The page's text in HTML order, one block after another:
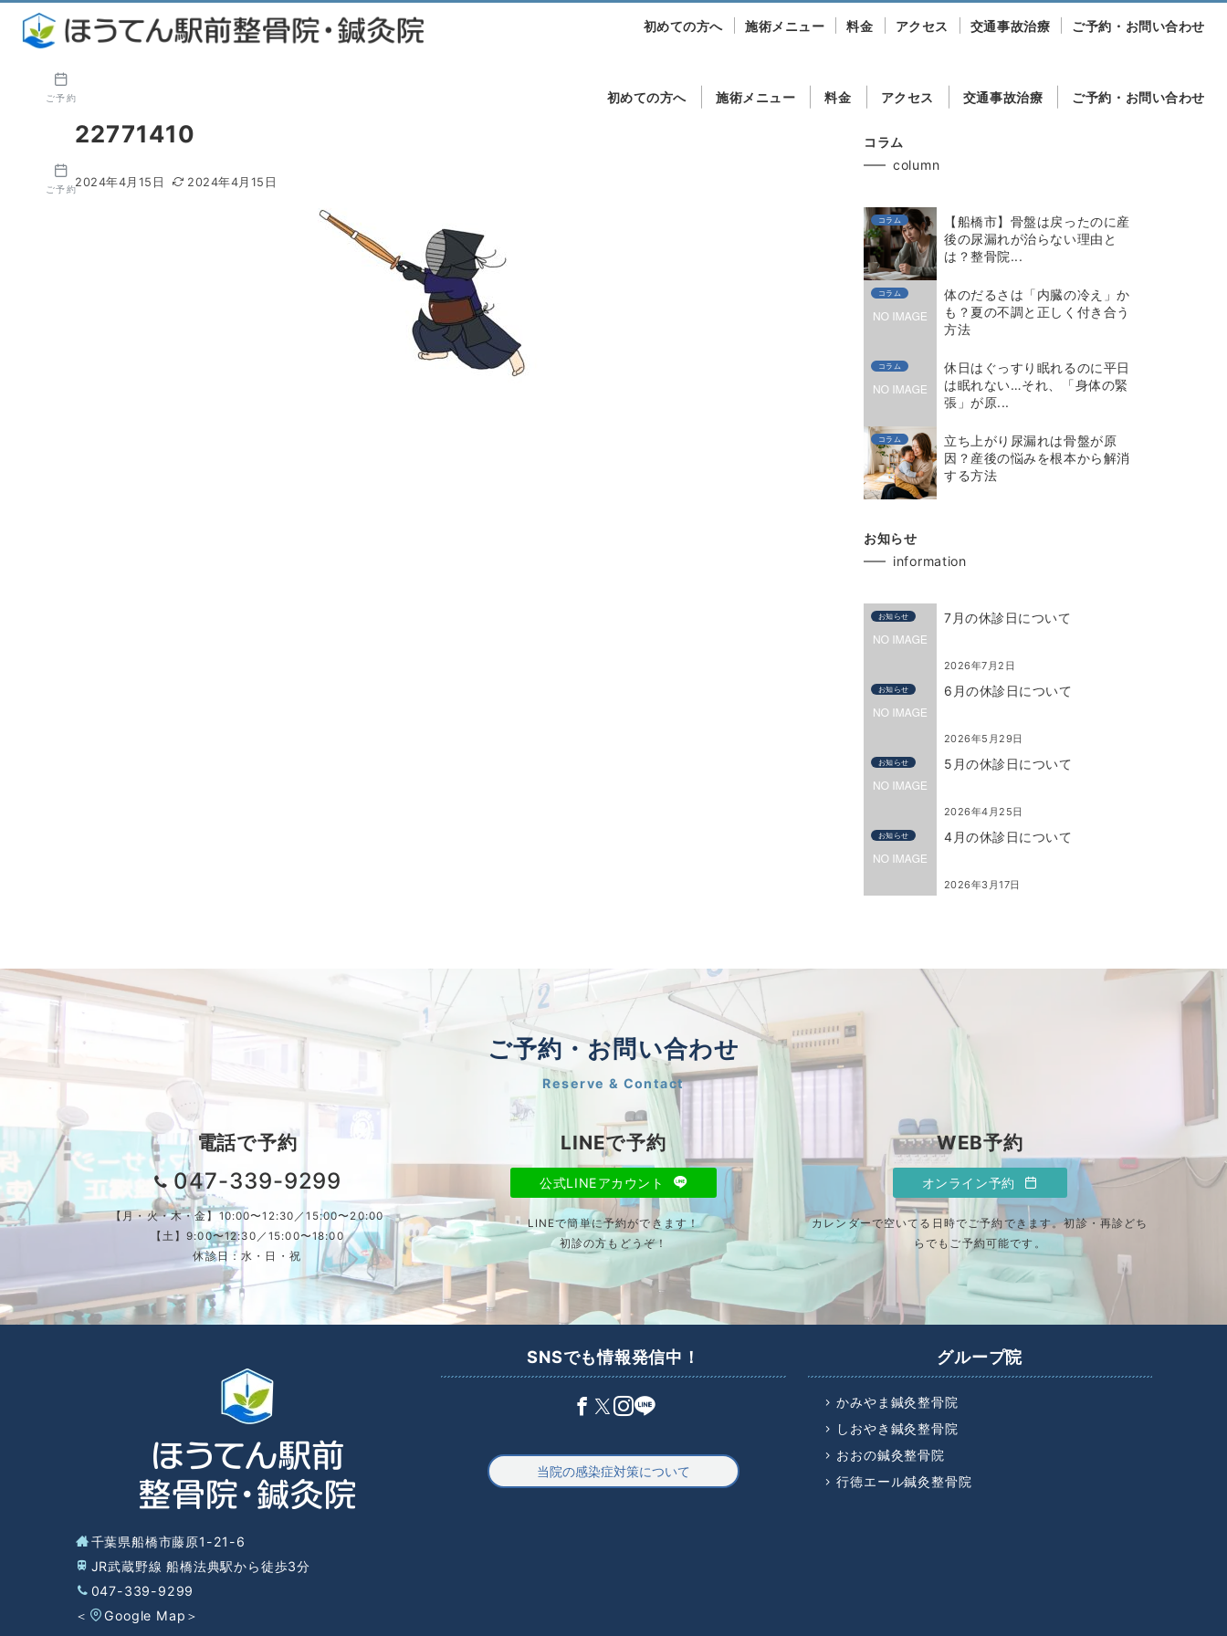
初めての方へ 施術メニュー 料金 アクセス 交通事故治療 ご予約・お問い合わせ
ご予約
初めての方へ 施術メニュー 料金 アクセス 交通事故治療 ご予約・お問い合わせ
ご予約
22771410
2024年4月15日 2024年4月15日
コラム
column
コラム
【船橋市】骨盤は戻ったのに産
後の尿漏れが治らない理由と
は？整骨院...
コラム
体のだるさは「内臓の冷え」か
も？夏の不調と正しく付き合う
方法
コラム
休日はぐっすり眠れるのに平日
は眠れない…それ、「身体の緊
張」が原...
コラム
立ち上がり尿漏れは骨盤が原
因？産後の悩みを根本から解消
する方法
お知らせ
information
お知らせ 7月の休診日について
2026年7月2日
お知らせ 6月の休診日について
2026年5月29日
お知らせ 5月の休診日について
2026年4月25日
お知らせ 4月の休診日について
2026年3月17日
ご予約・お問い合わせ
Reserve & Contact
電話で予約
047-339-9299
【月・火・木・金】10:00〜12:30／15:00〜20:00
【土】9:00〜12:30／15:00〜18:00
休診日：水・日・祝
LINEで予約
公式LINEアカウント
LINEで簡単に予約ができます！
初診の方もどうぞ！
WEB予約
オンライン予約
カレンダーで空いてる日時でご予約できます。初診・再診どち
らでもご予約可能です。
千葉県船橋市藤原1-21-6
JR武蔵野線 船橋法典駅から徒歩3分
047-339-9299
＜
Google Map ＞
SNSでも情報発信中！
当院の感染症対策について
グループ院
かみやま鍼灸整骨院
しおやき鍼灸整骨院
おおの鍼灸整骨院
行徳エール鍼灸整骨院